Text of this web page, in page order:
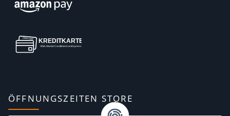
ÖFFNUNGSZEITEN STORE